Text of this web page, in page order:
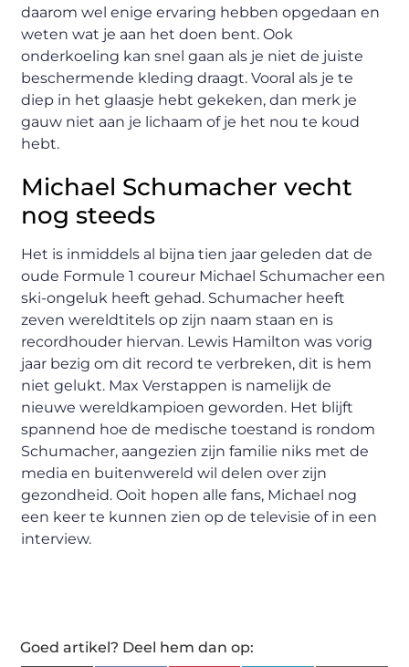
daarom wel enige ervaring hebben opgedaan en
weten wat je aan het doen bent. Ook
onderkoeling kan snel gaan als je niet de juiste
beschermende kleding draagt. Vooral als je te
diep in het glaasje hebt gekeken, dan merk je
gauw niet aan je lichaam of je het nou te koud
hebt.
Michael Schumacher vecht
nog steeds
Het is inmiddels al bijna tien jaar geleden dat de
oude Formule 1 coureur Michael Schumacher een
ski-ongeluk heeft gehad. Schumacher heeft
zeven wereldtitels op zijn naam staan en is
recordhouder hiervan. Lewis Hamilton was vorig
jaar bezig om dit record te verbreken, dit is hem
niet gelukt. Max Verstappen is namelijk de
nieuwe wereldkampioen geworden. Het blijft
spannend hoe de medische toestand is rondom
Schumacher, aangezien zijn familie niks met de
media en buitenwereld wil delen over zijn
gezondheid. Ooit hopen alle fans, Michael nog
een keer te kunnen zien op de televisie of in een
interview.
Goed artikel? Deel hem dan op: